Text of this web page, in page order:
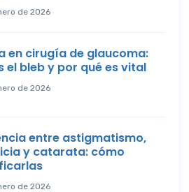
de 2026
en cirugía de glaucoma:
el bleb y por qué es vital
de 2026
entre astigmatismo,
y catarata: cómo
de 2026